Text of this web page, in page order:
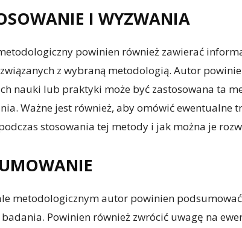
I WYZWANIA
powinien również zawierać
z wybraną metodologią. Autor
nauki lub praktyki może być zastosowana ta
Ważne jest również, aby omówić ewentualne
stosowania tej metody i jak można je
metodologicznym autor powinien
Powinien również zwrócić uwagę na